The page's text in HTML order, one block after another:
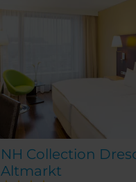
NH Collection
Altmarkt